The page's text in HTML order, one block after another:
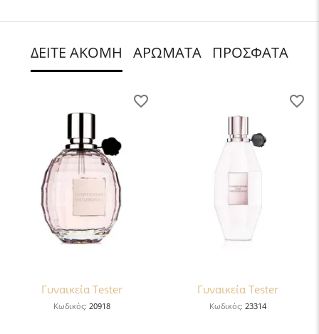
ΔΕΙΤΕ ΑΚΟΜΗ ΑΡΩΜΑΤΑ ΠΡΟΣΦΑΤΑ
Γυναικεία Tester
Κωδικός: 20918
Γυναικεία Tester
Κωδικός: 23314